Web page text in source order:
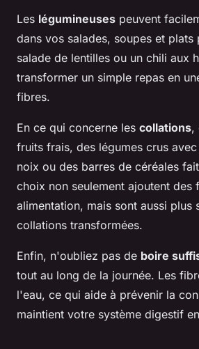
Les légumineuses peuvent
dans vos salades, soupes et plats
salade de lentilles ou un chili aux
transformer un simple repas en
fibres.
En ce qui concerne les collations,
fruits frais, des légumes crus
noix ou des barres de céréales
choix non seulement ajoutent des
alimentation, mais sont aussi plus
collations transformées.
Enfin, n'oubliez pas de boire
tout au long de la journée. Les
l'eau, ce qui aide à prévenir la
maintient votre système digestif